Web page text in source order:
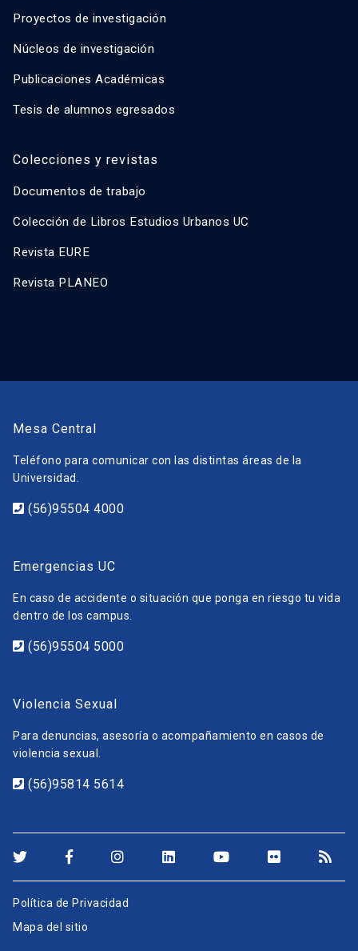
Proyectos de investigación
Núcleos de investigación
Publicaciones Académicas
Tesis de alumnos egresados
Colecciones y revistas
Documentos de trabajo
Colección de Libros Estudios Urbanos UC
Revista EURE
Revista PLANEO
Mesa Central
Teléfono para comunicar con las distintas áreas de la
Universidad.
(56)95504 4000
Emergencias UC
En caso de accidente o situación que ponga en riesgo tu vida
dentro de los campus.
(56)95504 5000
Violencia Sexual
Para denuncias, asesoría o acompañamiento en casos de
violencia sexual.
(56)95814 5614
Política de Privacidad
Mapa del sitio